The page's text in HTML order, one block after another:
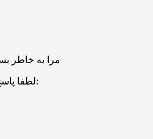
مرا به خاطر
لطفا پاسخ را به عدد انگلیسی وارد کنید: